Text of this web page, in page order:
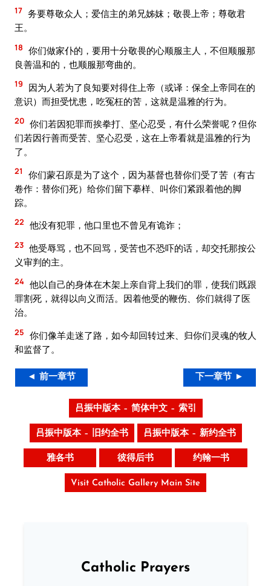
17 务要尊敬众人；爱信主的弟兄姊妺；敬畏上帝；尊敬君
王。
18 你们做家仆的，要用十分敬畏的心顺服主人，不但顺服那
良善温和的，也顺服那弯曲的。
19
因为人若为了良知要对得住上帝（或译：保全上帝同在的
意识）而担受忧患，吃冤枉的苦，这就是温雅的行为。
20 你们若因犯罪而挨拳打、坚心忍受，有什么荣誉呢？但你
们若因行善而受苦、坚心忍受，这在上帝看就是温雅的行为
了。
21
你们蒙召原是为了这个，因为基督也替你们受了苦（有古
卷作：替你们死）给你们留下摹样、叫你们紧跟着他的脚
踪。
22 他没有犯罪，他口里也不曾见有诡诈；
23 他受辱骂，也不回骂，受苦也不恐吓的话，却交托那按公
义审判的主。
24 他以自己的身体在木架上亲自背上我们的罪，使我们既跟
罪割死，就得以向义而活。因着他受的鞭伤、你们就得了医
治。
25 你们像羊走迷了路，如今却回转过来、归你们灵魂的牧人
和监督了。
◄ 前一章节 下一章节 ►
吕振中版本 – 简体中文 – 索引
吕振中版本 – 旧约全书 吕振中版本 – 新约全书
雅各书 彼得后书 约翰一书
Visit Catholic Gallery Main Site
Catholic Prayers